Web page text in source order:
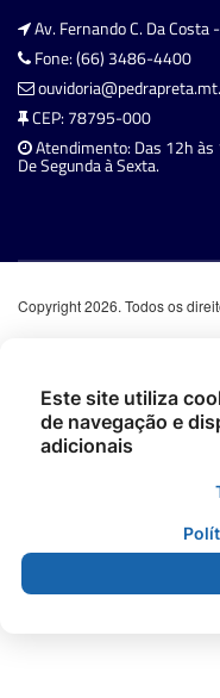
Av. Fernando C. Da
Fone: (66) 3486-4400
CEP: 78795-000
Atendimento: Das 12h às
De Segunda à Sexta.
Copyright 2026. Todos os
Este site utiliza
de navegação e
adicionais